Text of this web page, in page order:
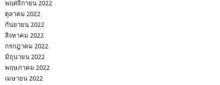
พฤศจิกายน 2022
ตุลาคม 2022
กันยายน 2022
สิงหาคม 2022
กรกฎาคม 2022
มิถุนายน 2022
พฤษภาคม 2022
เมษายน 2022